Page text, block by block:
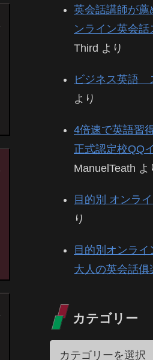
英会話講師が薦
ンライン英会
Third より
ビジネス英語
より
4倍速で英語習
正式認定校QQ
ManuelTeath よ
目的別 オンラ
り
目的別オンライ
大人の英会話
カテゴリー